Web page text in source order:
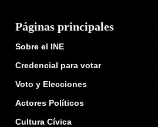
Páginas principales
Sobre el INE
Credencial para votar
Voto y Elecciones
Actores Políticos
Cultura Cívica